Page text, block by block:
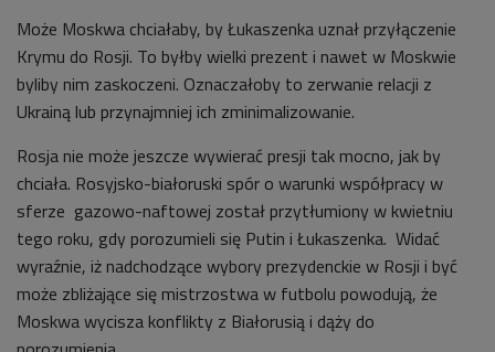
Może Moskwa chciałaby, by Łukaszenka uznał przyłączenie
Krymu do Rosji. To byłby wielki prezent i nawet w Moskwie
byliby nim zaskoczeni. Oznaczałoby to zerwanie relacji z
Ukrainą lub przynajmniej ich zminimalizowanie.
Rosja nie może jeszcze wywierać presji tak mocno, jak by
chciała. Rosyjsko-białoruski spór o warunki współpracy w
sferze gazowo-naftowej został przytłumiony w kwietniu
tego roku, gdy porozumieli się Putin i Łukaszenka. Widać
wyraźnie, iż nadchodzące wybory prezydenckie w Rosji i być
może zbliżające się mistrzostwa w futbolu powodują, że
Moskwa wycisza konflikty z Białorusią i dąży do